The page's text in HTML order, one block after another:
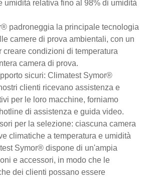
umidità relativa fino al 98% di umidità
padroneggia la principale tecnologia
camere di prova ambientali, con un
creare condizioni di temperatura
camera di prova.
sicuri: Climatest Symor®
clienti ricevano assistenza e
per le loro macchine, forniamo
di assistenza e guida video.
per la selezione: ciascuna camera
climatiche a temperatura e umidità
Symor® dispone di un'ampia
e accessori, in modo che le
dei clienti possano essere